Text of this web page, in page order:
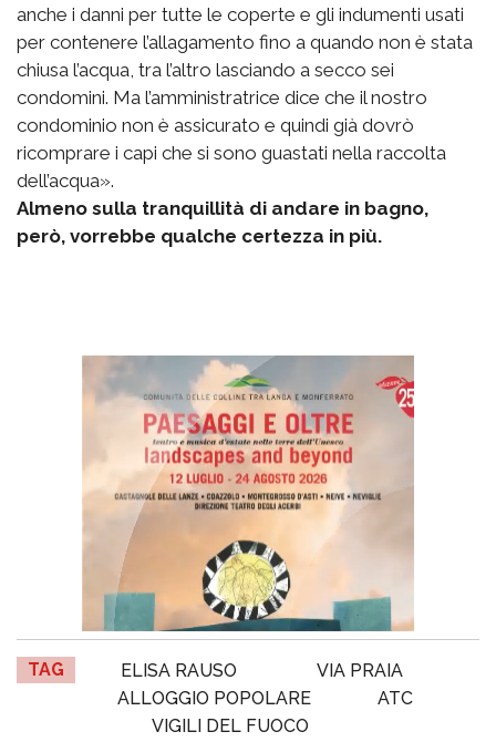
anche i danni per tutte le coperte e gli indumenti usati
per contenere l’allagamento fino a quando non è stata
chiusa l’acqua, tra l’altro lasciando a secco sei
condomini. Ma l’amministratrice dice che il nostro
condominio non è assicurato e quindi già dovrò
ricomprare i capi che si sono guastati nella raccolta
dell’acqua».
Almeno sulla tranquillità di andare in bagno,
però, vorrebbe qualche certezza in più.
TAG ELISA RAUSO
VIA PRAIA
ALLOGGIO POPOLARE
ATC
VIGILI DEL FUOCO